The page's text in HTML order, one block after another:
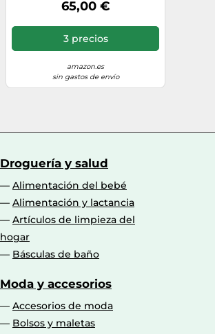
65,00 €
3 precios
amazon.es
sin gastos de envío
Droguería y salud
Alimentación del bebé
Alimentación y lactancia
Artículos de limpieza del
hogar
Básculas de baño
Moda y accesorios
Accesorios de moda
Bolsos y maletas